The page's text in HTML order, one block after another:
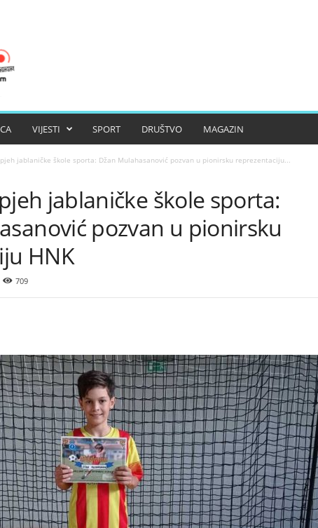
VIJESTI SPORT DRUŠTVO MAGAZIN
jablaničke škole sporta: Džan Mulahasanović pozvan u pionirsku reprezentaciju...
jablaničke škole sporta:
pozvan u pionirsku
HNK
709